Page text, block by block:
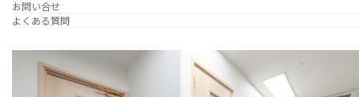
お問い合せ
よくある質問